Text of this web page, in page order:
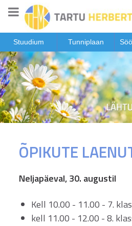
Stuudium Tunniplaan
ÕPIKUTE
Neljapäeval, 30. augustil
Kell 10.00 - 11.00 - 7.
kell 11.00 - 12.00 - 8.